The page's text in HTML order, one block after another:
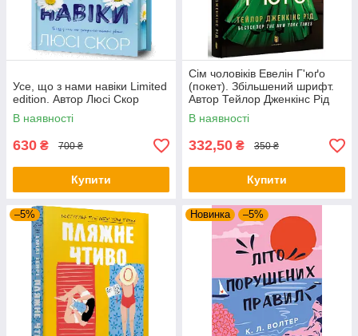
Усе, що з нами навіки Limited
edition. Автор Люсі Скор
В наявності
630 ₴ 700 ₴
Купити
Сім чоловіків Евелін Г'юґо
(покет). Збільшений шрифт.
Автор Тейлор Дженкінс Рід
В наявності
332,50 ₴ 350 ₴
Купити
–5% Новинка –5%